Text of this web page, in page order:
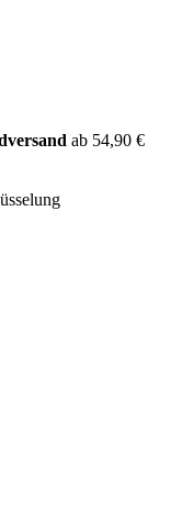
ab 54,90 €